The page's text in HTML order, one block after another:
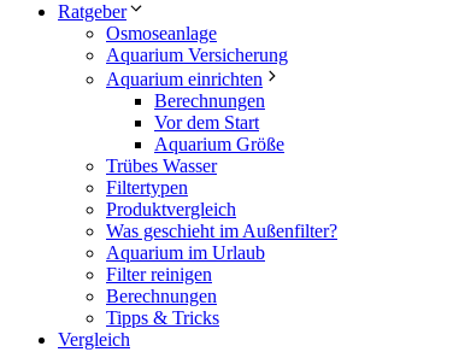
Ratgeber
Osmoseanlage
Aquarium Versicherung
Aquarium einrichten
Berechnungen
Vor dem Start
Aquarium Größe
Trübes Wasser
Filtertypen
Produktvergleich
Was geschieht im Außenfilter?
Aquarium im Urlaub
Filter reinigen
Berechnungen
Tipps & Tricks
Vergleich